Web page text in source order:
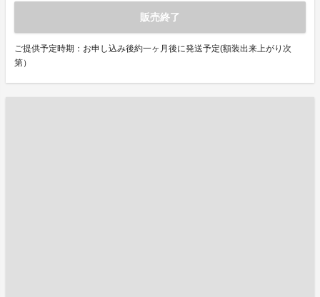
販売終了
ご提供予定時期：お申し込み後約一ヶ月後に発送予定(額装出来上がり次
第）